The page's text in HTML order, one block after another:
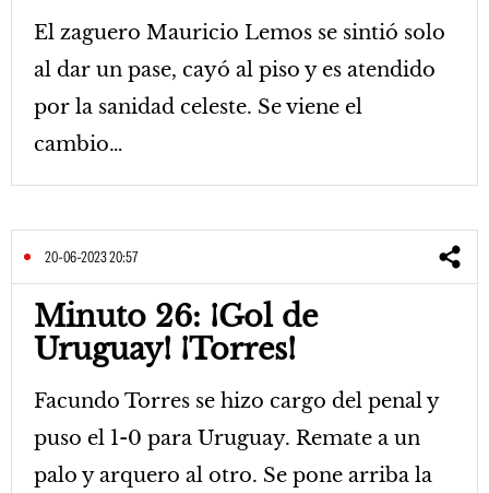
El zaguero Mauricio Lemos se sintió solo
al dar un pase, cayó al piso y es atendido
por la sanidad celeste. Se viene el
cambio…
20-06-2023 20:57
Minuto 26: ¡Gol de
Uruguay! ¡Torres!
Facundo Torres se hizo cargo del penal y
puso el 1-0 para Uruguay. Remate a un
palo y arquero al otro. Se pone arriba la